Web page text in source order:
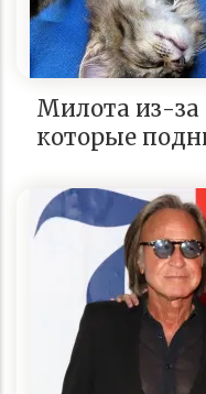
Милота из-за
которые